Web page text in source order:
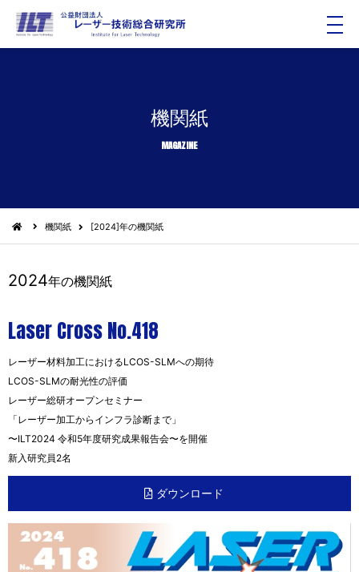
メ
ニ
ュ
機関紙
MAGAZINE
機関紙 [2024]年の機関紙
2024年の機関紙
Laser Cross No.418
レーザー材料加工におけるLCOS-SLMへの期待
LCOS-SLMの耐光性の評価
レーザー総研オープンセミナー
「レーザー加工からインフラ診断まで」
〜ILT2024 令和5年度研究成果報告会〜を開催
新入研究員2名
ダウンロード